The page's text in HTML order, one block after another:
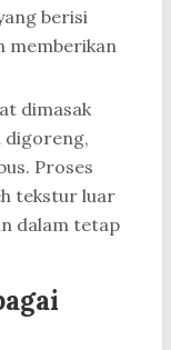
berisi
memberikan
dimasak
digoreng,
Proses
tekstur luar
dalam tetap